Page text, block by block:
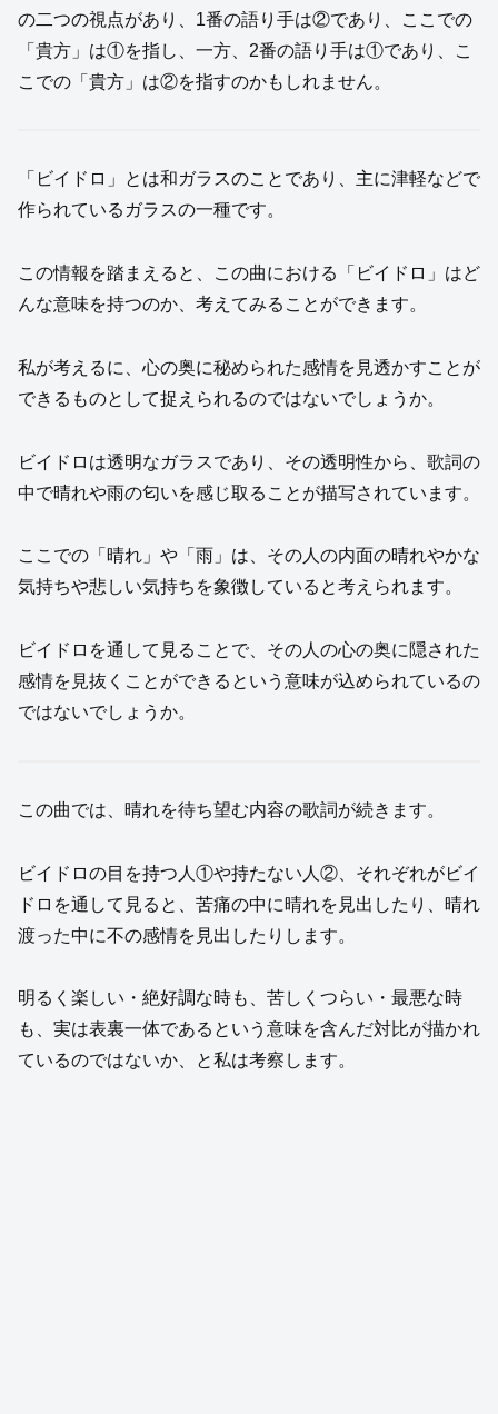
の二つの視点があり、1番の語り手は②であり、ここでの
「貴方」は①を指し、一方、2番の語り手は①であり、こ
こでの「貴方」は②を指すのかもしれません。
「ビイドロ」とは和ガラスのことであり、主に津軽などで
作られているガラスの一種です。
この情報を踏まえると、この曲における「ビイドロ」はど
んな意味を持つのか、考えてみることができます。
私が考えるに、心の奥に秘められた感情を見透かすことが
できるものとして捉えられるのではないでしょうか。
ビイドロは透明なガラスであり、その透明性から、歌詞の
中で晴れや雨の匂いを感じ取ることが描写されています。
ここでの「晴れ」や「雨」は、その人の内面の晴れやかな
気持ちや悲しい気持ちを象徴していると考えられます。
ビイドロを通して見ることで、その人の心の奥に隠された
感情を見抜くことができるという意味が込められているの
ではないでしょうか。
この曲では、晴れを待ち望む内容の歌詞が続きます。
ビイドロの目を持つ人①や持たない人②、それぞれがビイ
ドロを通して見ると、苦痛の中に晴れを見出したり、晴れ
渡った中に不の感情を見出したりします。
明るく楽しい・絶好調な時も、苦しくつらい・最悪な時
も、実は表裏一体であるという意味を含んだ対比が描かれ
ているのではないか、と私は考察します。